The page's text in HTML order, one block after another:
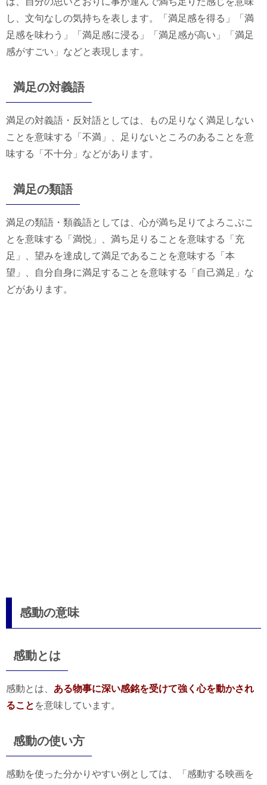
し、文句なしの気持ちを表します。「満足感を得る」「満
足感を味わう」「満足感に浸る」「満足感が高い」「満足
感がすごい」などと表現します。
満足の対義語
満足の対義語・反対語としては、もの足りなく満足しない
ことを意味する「不満」、足りないところのあることを意
味する「不十分」などがあります。
満足の類語
満足の類語・類義語としては、心が満ち足りてよろこぶこ
とを意味する「満悦」、満ち足りることを意味する「充
足」、望みを達成して満足であることを意味する「本
望」、自分自身に満足することを意味する「自己満足」な
どがあります。
感動の意味
感動とは
感動とは、 ある物事に深い感銘を受けて強く心を動かされ
ること を意味しています。
感動の使い方
感動を使った分かりやすい例としては、「感動する映画を